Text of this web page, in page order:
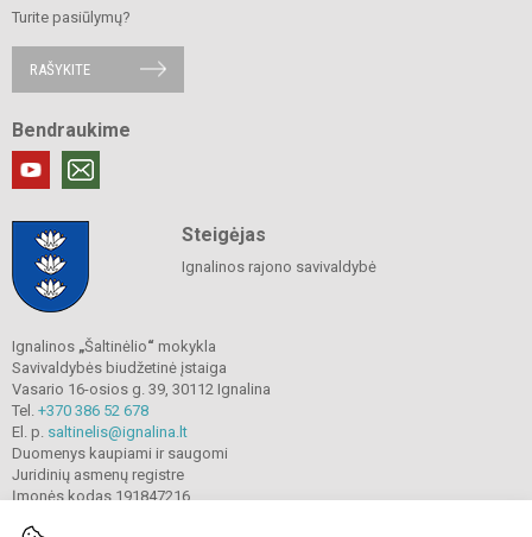
Turite pasiūlymų?
RAŠYKITE
Bendraukime
Steigėjas
Ignalinos rajono savivaldybė
Ignalinos „Šaltinėlio“ mokykla
Savivaldybės biudžetinė įstaiga
Vasario 16-osios g. 39, 30112 Ignalina
Tel. +370 386 52 678
El. p. saltinelis@ignalina.lt
Duomenys kaupiami ir saugomi
Juridinių asmenų registre
Įmonės kodas 191847216